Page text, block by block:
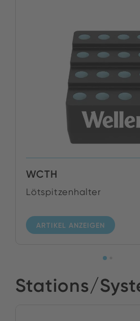
WCTH
Lötspitzenhalter
ARTIKEL ANZEIGEN
Stations/